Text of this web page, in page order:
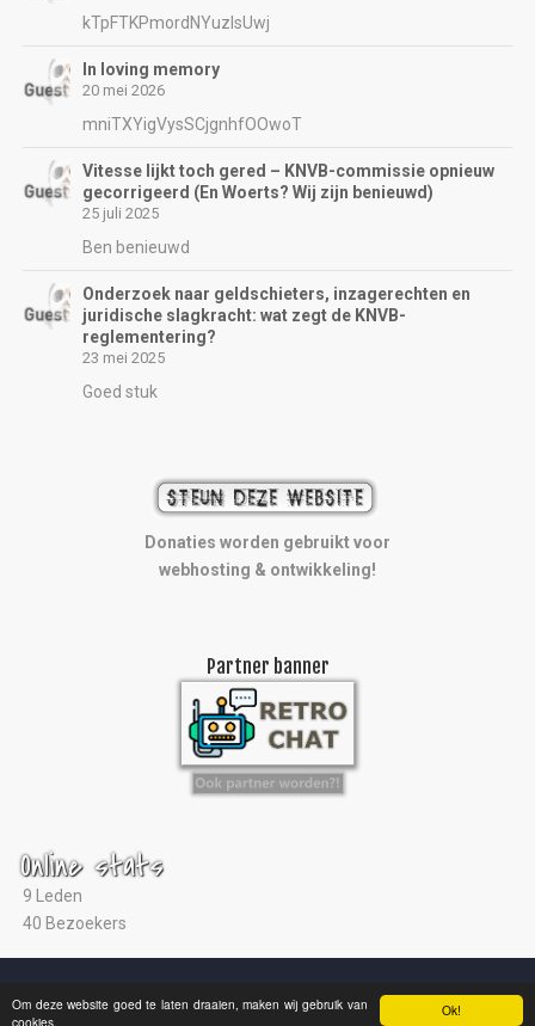
Ok!
Om deze website goed te laten draaien, maken wij gebruik van
cookies.
kTpFTKPmordNYuzIsUwj
In loving memory
20 mei 2026
mniTXYigVysSCjgnhfOOwoT
Vitesse lijkt toch gered – KNVB-commissie opnieuw
gecorrigeerd (En Woerts? Wij zijn benieuwd)
25 juli 2025
Ben benieuwd
Onderzoek naar geldschieters, inzagerechten en
juridische slagkracht: wat zegt de KNVB-
reglementering?
23 mei 2025
Goed stuk
Donaties worden gebruikt voor
webhosting & ontwikkeling!
Partner banner
Online stats
9 Leden
40 Bezoekers
© 2004 - 2026 |Ultras Arnhem|Studio ViaNova|Disclaimer